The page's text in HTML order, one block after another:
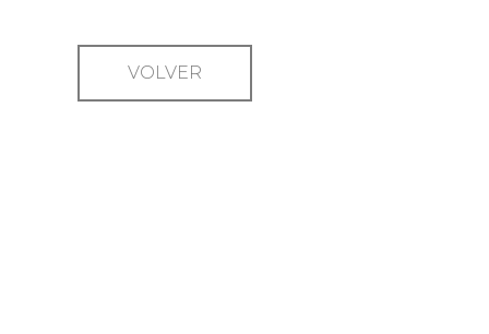
VOLVER